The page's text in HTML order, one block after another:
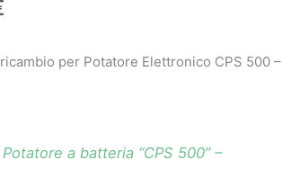
per Potatore Elettronico CPS 500 –
Potatore a batteria “CPS 500” –